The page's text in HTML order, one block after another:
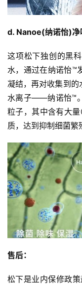
d. Nanoe(纳诺怡)净
这项松下独创的黑
水，通过在纳诺怡™
凝结，再对收集到
水离子——纳诺怡™
粒子，其中含有大
质，达到抑制细菌繁
售后：
松下是业内保修政